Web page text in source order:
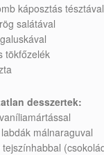
káposztás tésztával
salátával
tökfőzelék
desszertek:
málnaraguval
tejszínhabbal